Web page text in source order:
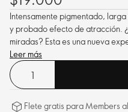
Intensamente pigmentado,
y probado efecto de atracción.
miradas? Esta es una nueva
Leer más
Flete gratis para Members